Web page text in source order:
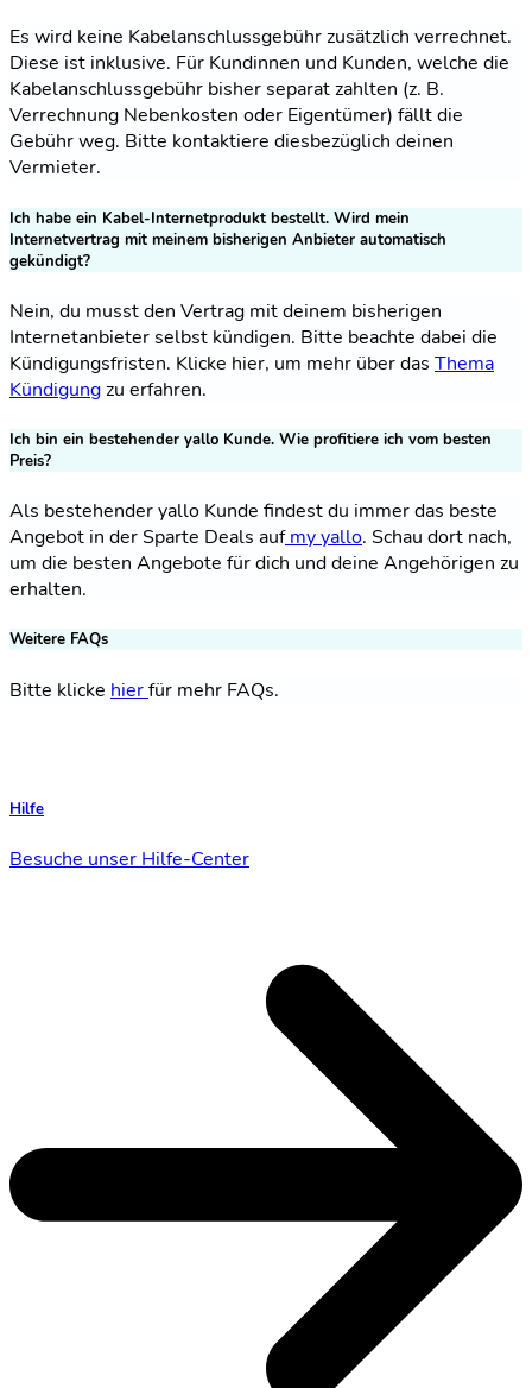
Es wird keine Kabelanschlussgebühr zusätzlich verrechnet.
Diese ist inklusive. Für Kundinnen und Kunden, welche die
Kabelanschlussgebühr bisher separat zahlten (z. B.
Verrechnung Nebenkosten oder Eigentümer) fällt die
Gebühr weg. Bitte kontaktiere diesbezüglich deinen
Vermieter.
Ich habe ein Kabel-Internetprodukt bestellt. Wird mein
Internetvertrag mit meinem bisherigen Anbieter automatisch
gekündigt?
Nein, du musst den Vertrag mit deinem bisherigen
Internetanbieter selbst kündigen. Bitte beachte dabei die
Kündigungsfristen. Klicke hier, um mehr über das Thema
Kündigungzu erfahren.
Ich bin ein bestehender yallo Kunde. Wie profitiere ich vom besten
Preis?
Als bestehender yallo Kunde findest du immer das beste
Angebot in der Sparte Deals aufmy yallo. Schau dort nach,
um die besten Angebote für dich und deine Angehörigen zu
erhalten.
Weitere FAQs
Bitte klicke hierfür mehr FAQs.
Hilfe
Besuche unser Hilfe-Center